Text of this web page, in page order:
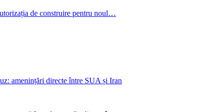
de construire pentru noul…
amenințări directe între SUA și Iran